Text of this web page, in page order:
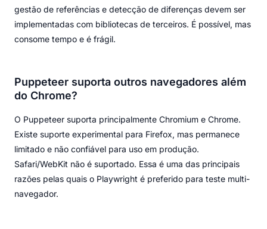
gestão de referências e detecção de diferenças devem ser
implementadas com bibliotecas de terceiros. É possível, mas
consome tempo e é frágil.
Puppeteer suporta outros navegadores além
do Chrome?
O Puppeteer suporta principalmente Chromium e Chrome.
Existe suporte experimental para Firefox, mas permanece
limitado e não confiável para uso em produção.
Safari/WebKit não é suportado. Essa é uma das principais
razões pelas quais o Playwright é preferido para teste multi-
navegador.